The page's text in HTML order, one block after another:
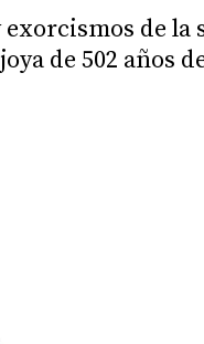
de la
de 502 años